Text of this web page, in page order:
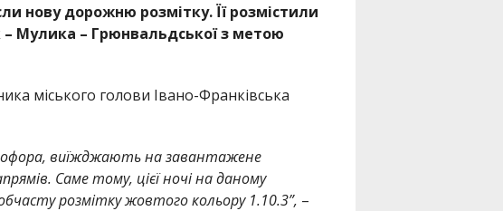
нову дорожню розмітку. Її розмістили
– Мулика – Грюнвальдської з метою
міського голови Івано-Франківська
виїжджають на завантажене
Саме тому, цієї ночі на даному
розмітку жовтого кольору 1.10.3”, –